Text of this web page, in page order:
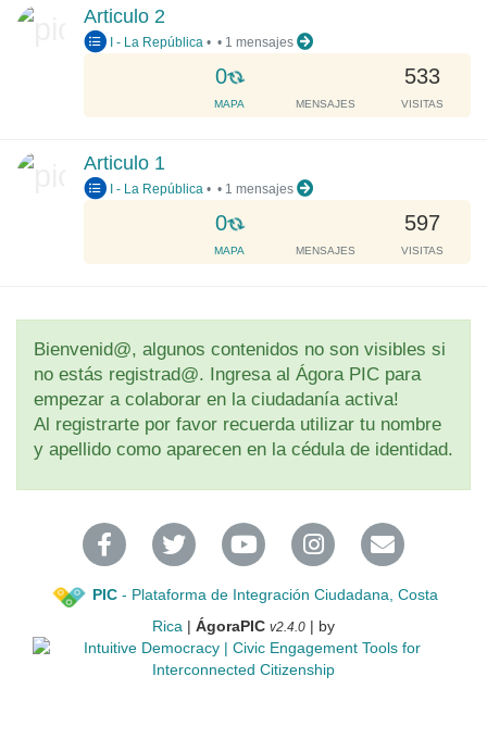
n
g
.
.
Articulo 2
I - La República •
0
L
o
a
n
g
.
.
MAPA MENSAJES
533
VISITAS
• 1 mensajes
Articulo 1
I - La República •
0
L
o
a
i
n
g
.
.
MAPA MENSAJES
597
VISITAS
• 1 mensajes
Bienvenid@, algunos contenidos no son visibles si
no estás registrad@. Ingresa al Ágora PIC para
empezar a colaborar en la ciudadanía activa!
Al registrarte por favor recuerda utilizar tu nombre
y apellido como aparecen en la cédula de identidad.
PIC- Plataforma de Integración Ciudadana, Costa
Rica | ÁgoraPIC v2.4.0 | by